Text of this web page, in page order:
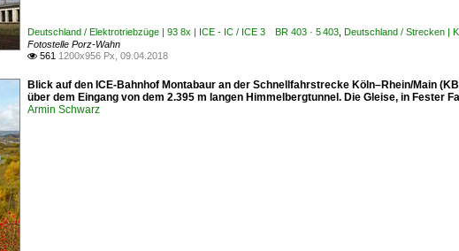
Deutschland / Elektrotriebzüge | 93 8x | ICE - IC / ICE 3 BR 403 · 5 403 Deutschland / Strecken |
Fotostelle Porz-Wahn
 561 1200x956 Px, 09.04.2018
Blick auf den ICE-Bahnhof Montabaur an der Schnellfahrstrecke Köln–Rhein/Main
über dem Eingang von dem 2.395 m langen Himmelbergtunnel. Die Gleise, in Fester
Armin Schwarz